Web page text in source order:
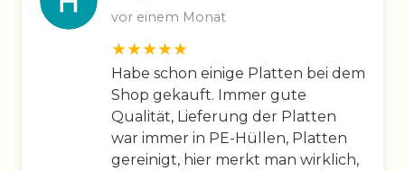
vor einem Monat
Habe schon einige Platten bei dem
Shop gekauft. Immer gute
Qualität, Lieferung der Platten
war immer in PE-Hüllen, Platten
gereinigt, hier merkt man wirklich,